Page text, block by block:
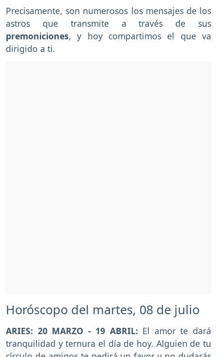
Precisamente, son numerosos los mensajes de los
astros que transmite a través de sus
premoniciones, y hoy compartimos el que va
dirigido a ti.
Horóscopo del martes, 08 de julio
ARIES: 20 MARZO - 19 ABRIL: El amor te dará
tranquilidad y ternura el día de hoy. Alguien de tu